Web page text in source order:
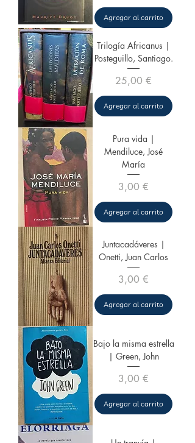
Agregar al carrito
Trilogía Africanus |
Posteguillo, Santiago.
Precio
25,00 €
Agregar al carrito
Pura vida |
Mendiluce, José
María
Precio
3,00 €
Agregar al carrito
Juntacadáveres |
Onetti, Juan Carlos
Precio
3,00 €
Agregar al carrito
Bajo la misma estrella
| Green, John
Precio
3,00 €
Agregar al carrito